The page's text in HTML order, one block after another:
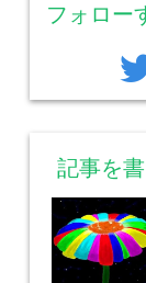
フォロー
記事を